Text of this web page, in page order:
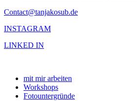
Contact@tanjakosub.de
INSTAGRAM
LINKED IN
mit mir arbeiten
Workshops
Fotountergründe